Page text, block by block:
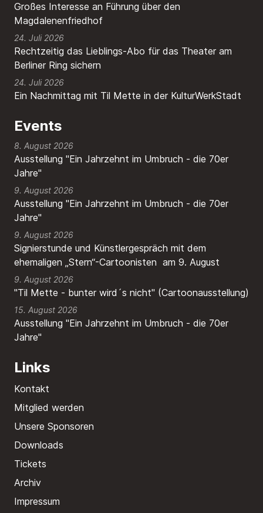
Großes Interesse an Führung über den
Magdalenenfriedhof
Rechtzeitig das Lieblings-Abo für das Theater am
Berliner Ring sichern
24. Juli 2026
Ein Nachmittag mit Til Mette in der KulturWerkStadt
24. Juli 2026
Events
8. August 2026
Ausstellung "Ein Jahrzehnt im Umbruch - die 70er
Jahre"
9. August 2026
Ausstellung "Ein Jahrzehnt im Umbruch - die 70er
Jahre"
9. August 2026
Signierstunde und Künstlergespräch mit dem
ehemaligen „Stern“-Cartoonisten am 9. August
9. August 2026
"Til Mette - bunter wird´s nicht" (Cartoonausstellung)
15. August 2026
Ausstellung "Ein Jahrzehnt im Umbruch - die 70er
Jahre"
Links
Kontakt
Mitglied werden
Unsere Sponsoren
Downloads
Tickets
Archiv
Impressum